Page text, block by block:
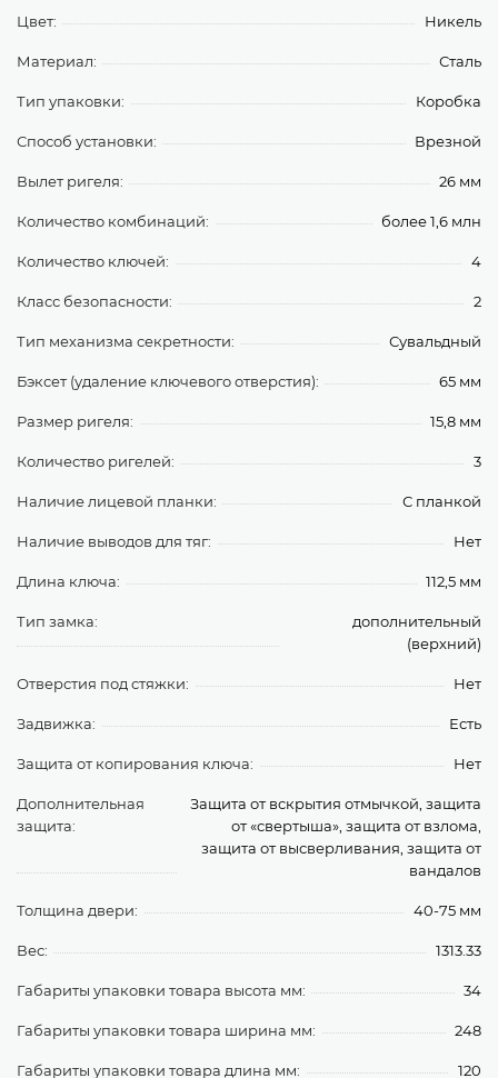
Цвет: Никель
Материал: Сталь
Тип упаковки: Коробка
Способ установки: Врезной
Вылет ригеля: 26 мм
Количество комбинаций: более 1,6 млн
Количество ключей: 4
Класс безопасности: 2
Тип механизма секретности: Сувальдный
Бэксет (удаление ключевого отверстия): 65 мм
Размер ригеля: 15,8 мм
Количество ригелей: 3
Наличие лицевой планки: С планкой
Наличие выводов для тяг: Нет
Длина ключа: 112,5 мм
Тип замка:
дополнительный
(верхний)
Отверстия под стяжки: Нет
Задвижка: Есть
Защита от копирования ключа: Нет
Дополнительная
защита:
Защита от вскрытия отмычкой, защита
от «свертыша», защита от взлома,
защита от высверливания, защита от
вандалов
Толщина двери: 40-75 мм
Вес: 1313.33
Габариты упаковки товара высота мм: 34
Габариты упаковки товара ширина мм: 248
Габариты упаковки товара длина мм: 120